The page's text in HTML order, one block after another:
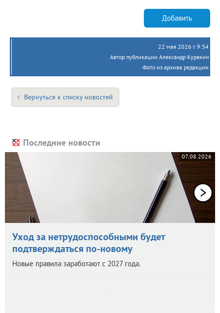
Добавить
22 мая 2026 г. 9:34
Автор публикации Александр Куракин
Фото из архива редакции
Вернуться к списку новостей
Последние новости
07.08.2026
Уход за нетрудоспособными будет
подтверждаться по-новому
Новые правила заработают с 2027 года.